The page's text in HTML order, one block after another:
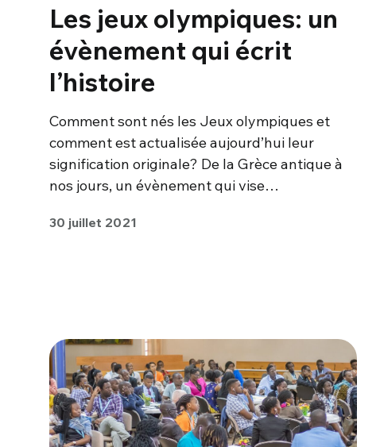
Les jeux olympiques: un
évènement qui écrit
l’histoire
Comment sont nés les Jeux olympiques et
comment est actualisée aujourd’hui leur
signification originale? De la Grèce antique à
nos jours, un évènement qui vise…
30 juillet 2021